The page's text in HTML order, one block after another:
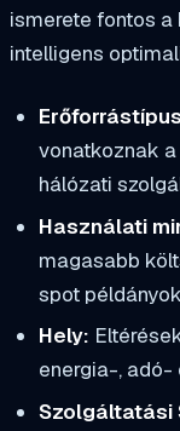
ismerete fontos
intelligens
vonatkoznak
hálózati
Használati
magasabb
spot
Hely:
energia-, adó-
Szolgáltatási